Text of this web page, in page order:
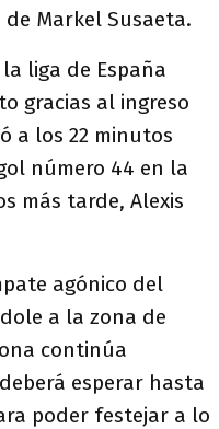
Markel Susaeta.
liga de España
gracias al ingreso
a los 22 minutos
número 44 en la
más tarde, Alexis
agónico del
a la zona de
continúa
esperar hasta
poder festejar a lo